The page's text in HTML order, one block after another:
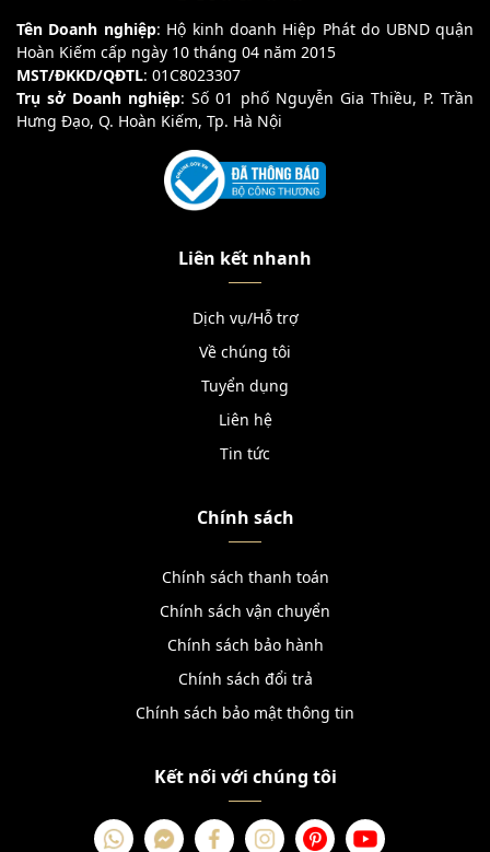
Tên Doanh nghiệp: Hộ kinh doanh Hiệp Phát do UBND quận
Hoàn Kiếm cấp ngày 10 tháng 04 năm 2015
MST/ĐKKD/QĐTL: 01C8023307
Trụ sở Doanh nghiệp: Số 01 phố Nguyễn Gia Thiều, P. Trần
Hưng Đạo, Q. Hoàn Kiếm, Tp. Hà Nội
Liên kết nhanh
Dịch vụ/Hỗ trợ
Về chúng tôi
Tuyển dụng
Liên hệ
Tin tức
Chính sách
Chính sách thanh toán
Chính sách vận chuyển
Chính sách bảo hành
Chính sách đổi trả
Chính sách bảo mật thông tin
Kết nối với chúng tôi